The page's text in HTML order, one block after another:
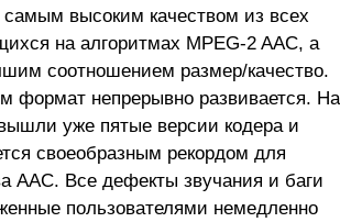
высоким качеством из всех
на алгоритмах MPEG-2 AAC, а
соотношением размер/качество.
формат непрерывно развивается. На
уже пятые версии кодера и
своеобразным рекордом для
AAC. Все дефекты звучания и баги
пользователями немедленно